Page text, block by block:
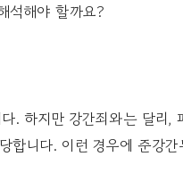
석해야 할까요?
. 하지만 강간죄와는 달리,
합니다. 이런 경우에 준강